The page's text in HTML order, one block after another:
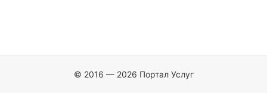
© 2016 — 2026 Портал Услуг